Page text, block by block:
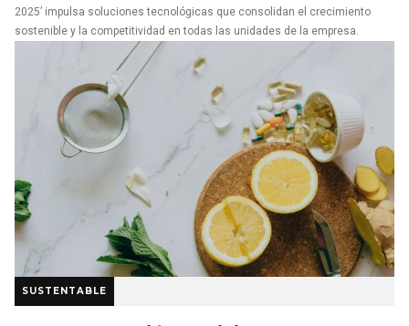
2025’ impulsa soluciones tecnológicas que consolidan el crecimiento
sostenible y la competitividad en todas las unidades de la empresa.
SUSTENTABLE